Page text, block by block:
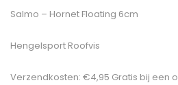
Salmo – Hornet Floating 6cm
Hengelsport Roofvis
Verzendkosten: €4,95 Gratis bij een